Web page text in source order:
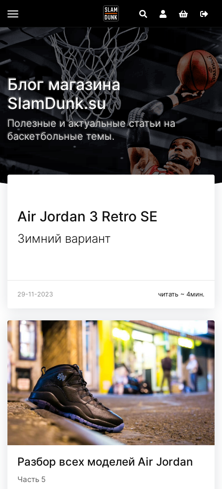
Блог магазина
SlamDunk.su
Полезные и актуальные статьи на
баскетбольные темы.
Air Jordan 3 Retro SE
Зимний вариант
29-11-2023 читать ~ 4мин.
Разбор всех моделей Air Jordan
Часть 5